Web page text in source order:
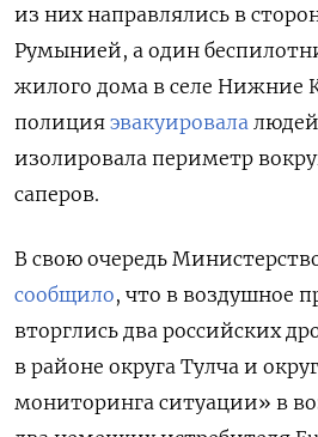
из них направлялись в
Румынией, а один
жилого дома в селе Нижние
полиция эвакуировала
изолировала периметр
саперов.
В свою очередь
сообщило, что в воздушное
вторглись два российских
в районе округа Тулча и
мониторинга ситуации» в